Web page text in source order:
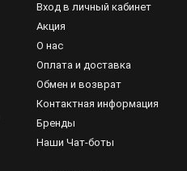
Вход в личный кабинет
Акция
О нас
Оплата и доставка
Обмен и возврат
Контактная информация
Бренды
Наши Чат-боты